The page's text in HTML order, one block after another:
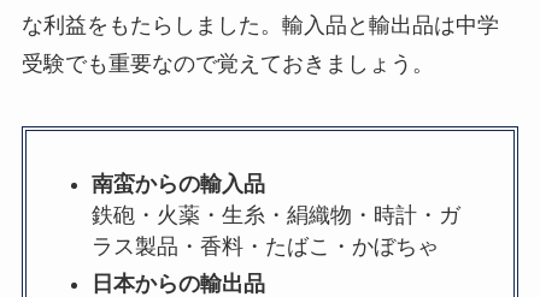
な利益をもたらしました。輸入品と輸出品は中学
受験でも重要なので覚えておきましょう。
南蛮からの輸入品
鉄砲・火薬・生糸・絹織物・時計・ガ
ラス製品・香料・たばこ・かぼちゃ
日本からの輸出品